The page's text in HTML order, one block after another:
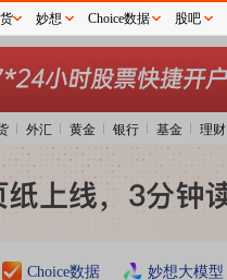
外汇 黄金 银行 基金 理财
Choice数据 妙想大模型
妙想 Choice数据 股吧